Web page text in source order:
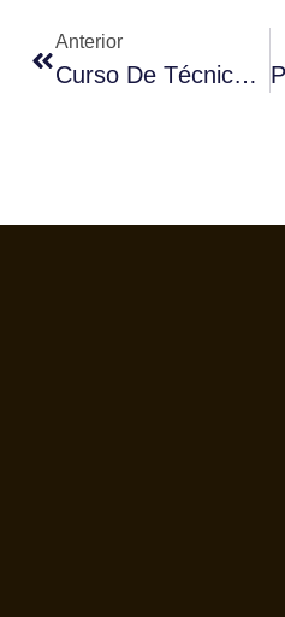
Anterior
Curso De Técnicas Baristas Latte Art Con Damián Seijas En Fórum Café